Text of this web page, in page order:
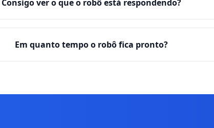
Consigo ver o que o robô está respondendo?
Em quanto tempo o robô fica pronto?